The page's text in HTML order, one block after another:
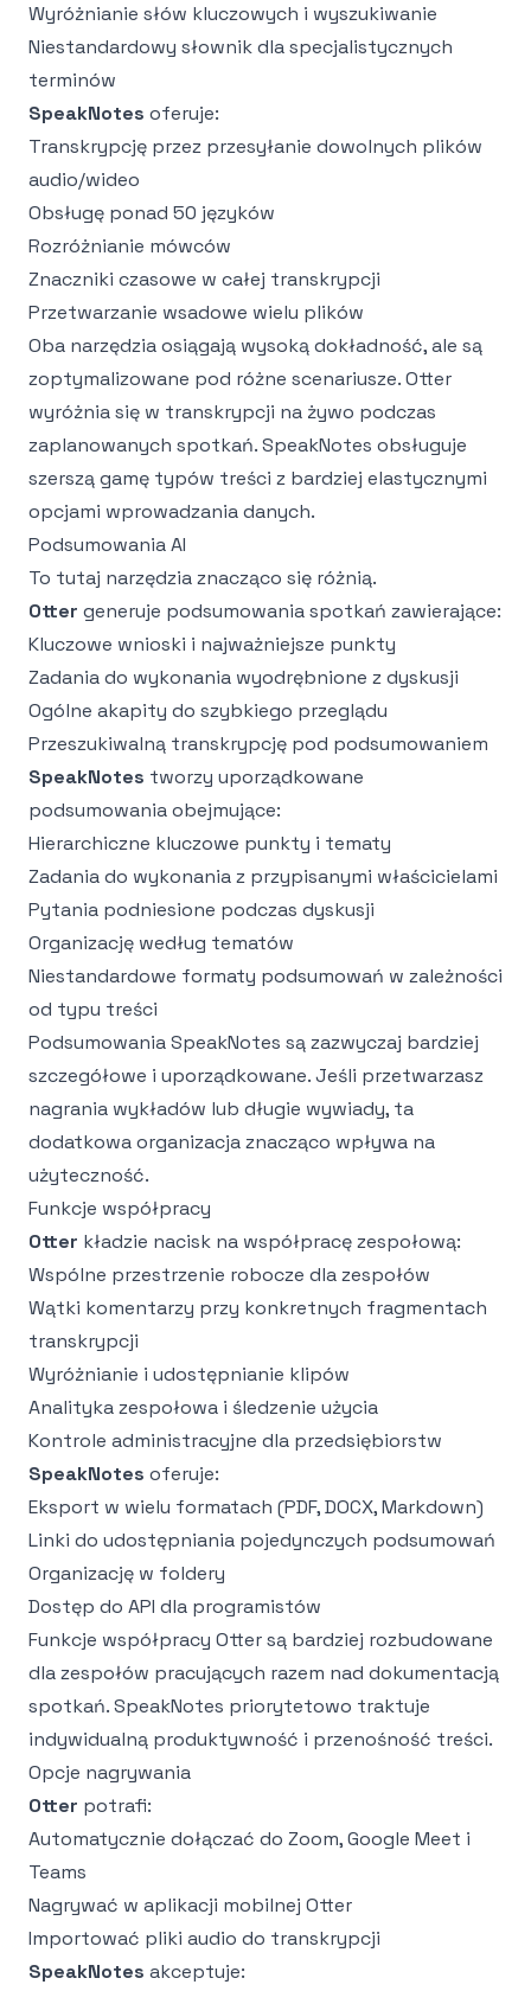
Wyróżnianie słów kluczowych i wyszukiwanie
Niestandardowy słownik dla specjalistycznych
terminów
SpeakNotes oferuje:
Transkrypcję przez przesyłanie dowolnych plików
audio/wideo
Obsługę ponad 50 języków
Rozróżnianie mówców
Znaczniki czasowe w całej transkrypcji
Przetwarzanie wsadowe wielu plików
Oba narzędzia osiągają wysoką dokładność, ale są
zoptymalizowane pod różne scenariusze. Otter
wyróżnia się w transkrypcji na żywo podczas
zaplanowanych spotkań. SpeakNotes obsługuje
szerszą gamę typów treści z bardziej elastycznymi
opcjami wprowadzania danych.
Podsumowania AI
To tutaj narzędzia znacząco się różnią.
Otter generuje podsumowania spotkań zawierające:
Kluczowe wnioski i najważniejsze punkty
Zadania do wykonania wyodrębnione z dyskusji
Ogólne akapity do szybkiego przeglądu
Przeszukiwalną transkrypcję pod podsumowaniem
SpeakNotes tworzy uporządkowane
podsumowania obejmujące:
Hierarchiczne kluczowe punkty i tematy
Zadania do wykonania z przypisanymi właścicielami
Pytania podniesione podczas dyskusji
Organizację według tematów
Niestandardowe formaty podsumowań w zależności
od typu treści
Podsumowania SpeakNotes są zazwyczaj bardziej
szczegółowe i uporządkowane. Jeśli przetwarzasz
nagrania wykładów lub długie wywiady, ta
dodatkowa organizacja znacząco wpływa na
użyteczność.
Funkcje współpracy
Otter kładzie nacisk na współpracę zespołową:
Wspólne przestrzenie robocze dla zespołów
Wątki komentarzy przy konkretnych fragmentach
transkrypcji
Wyróżnianie i udostępnianie klipów
Analityka zespołowa i śledzenie użycia
Kontrole administracyjne dla przedsiębiorstw
SpeakNotes oferuje:
Eksport w wielu formatach (PDF, DOCX, Markdown)
Linki do udostępniania pojedynczych podsumowań
Organizację w foldery
Dostęp do API dla programistów
Funkcje współpracy Otter są bardziej rozbudowane
dla zespołów pracujących razem nad dokumentacją
spotkań. SpeakNotes priorytetowo traktuje
indywidualną produktywność i przenośność treści.
Opcje nagrywania
Otter potrafi:
Automatycznie dołączać do Zoom, Google Meet i
Teams
Nagrywać w aplikacji mobilnej Otter
Importować pliki audio do transkrypcji
SpeakNotes akceptuje: